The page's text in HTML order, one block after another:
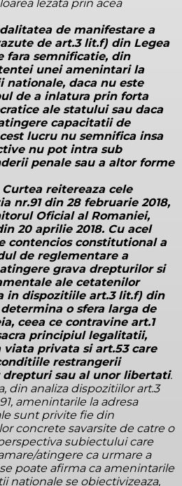
lezata prin acea
de manifestare a
de art.3 lit.f) din Legea
fara semnificatie, din
unei amenintari la
nationale, daca nu este
de a inlatura prin forta
ale statului sau daca
capacitatii de
lucru nu semnifica insa
nu pot intra sub
penale sau a altor forme
reitereaza cele
nr.91 din 28 februarie 2018,
Oficial al Romaniei,
20 aprilie 2018. Cu acel
contencios constitutional a
de reglementare a
grava drepturilor si
ale cetatenilor
in dispozitiile art.3 lit.f) din
determina o sfera larga de
ceea ce contravine art.1
principiul legalitatii,
privata si art.53 care
restrangerii
sau al unor libertati.
din analiza dispozitiilor art.3
amenintarile la adresa
sunt privite fie din
concrete savarsite de catre o
subiectului care
atingere ca urmare a
poate afirma ca amenintarile
nationale se obiectivizeaza,